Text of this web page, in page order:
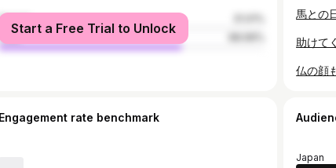
Start a Free Trial to Unlock
Engagement rate benchmark
Japan